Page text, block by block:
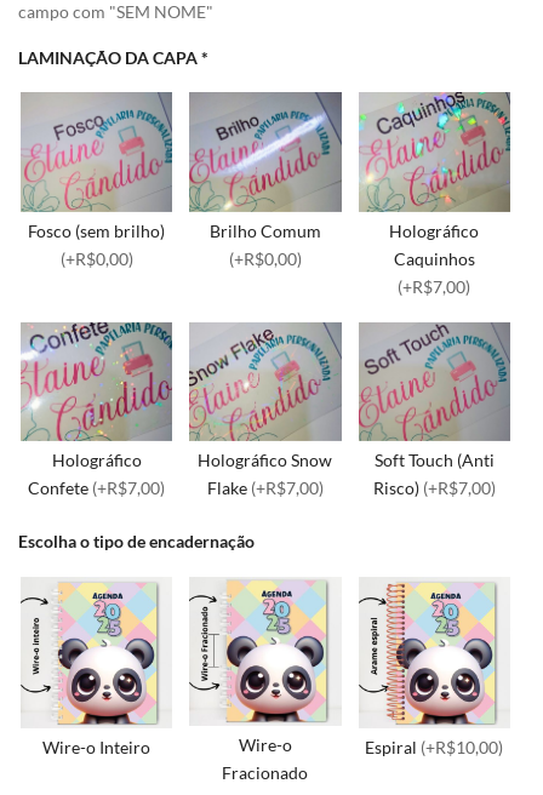
campo com "SEM NOME"
LAMINAÇÃO DA CAPA*
Fosco (sem brilho)
(+R$0,00)
Brilho Comum
(+R$0,00)
Holográfico
Caquinhos
(+R$7,00)
Holográfico
Confete (+R$7,00)
Holográfico Snow
Flake (+R$7,00)
Soft Touch (Anti
Risco) (+R$7,00)
Escolha o tipo de encadernação
Wire-o Inteiro
Wire-o
Fracionado
Espiral (+R$10,00)